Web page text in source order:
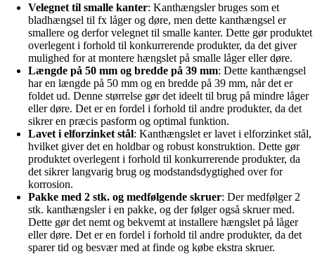
Velegnet til smalle kanter: Kanthængsler bruges som et
bladhængsel til fx låger og døre, men dette kanthængsel er
smallere og derfor velegnet til smalle kanter. Dette gør produktet
overlegent i forhold til konkurrerende produkter, da det giver
mulighed for at montere hængslet på smalle låger eller døre.
Længde på 50 mm og bredde på 39 mm: Dette kanthængsel
har en længde på 50 mm og en bredde på 39 mm, når det er
foldet ud. Denne størrelse gør det ideelt til brug på mindre låger
eller døre. Det er en fordel i forhold til andre produkter, da det
sikrer en præcis pasform og optimal funktion.
Lavet i elforzinket stål: Kanthængslet er lavet i elforzinket stål,
hvilket giver det en holdbar og robust konstruktion. Dette gør
produktet overlegent i forhold til konkurrerende produkter, da
det sikrer langvarig brug og modstandsdygtighed over for
korrosion.
Pakke med 2 stk. og medfølgende skruer: Der medfølger 2
stk. kanthængsler i en pakke, og der følger også skruer med.
Dette gør det nemt og bekvemt at installere hængslet på låger
eller døre. Det er en fordel i forhold til andre produkter, da det
sparer tid og besvær med at finde og købe ekstra skruer.